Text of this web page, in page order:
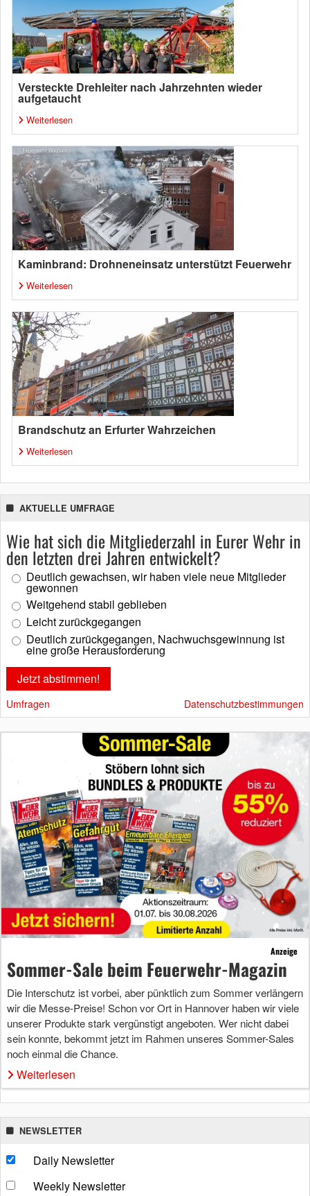
Versteckte Drehleiter nach Jahrzehnten wieder
aufgetaucht
Weiterlesen
Kaminbrand: Drohneneinsatz unterstützt Feuerwehr
Weiterlesen
Brandschutz an Erfurter Wahrzeichen
Weiterlesen
AKTUELLE UMFRAGE
Wie hat sich die Mitgliederzahl in Eurer Wehr in
den letzten drei Jahren entwickelt?
Deutlich gewachsen, wir haben viele neue Mitglieder
gewonnen
Weitgehend stabil geblieben
Leicht zurückgegangen
Deutlich zurückgegangen, Nachwuchsgewinnung ist
eine große Herausforderung
Umfragen Datenschutzbestimmungen
Anzeige
Sommer-Sale beim Feuerwehr-Magazin
Die Interschutz ist vorbei, aber pünktlich zum Sommer verlängern
wir die Messe-Preise! Schon vor Ort in Hannover haben wir viele
unserer Produkte stark vergünstigt angeboten. Wer nicht dabei
sein konnte, bekommt jetzt im Rahmen unseres Sommer-Sales
noch einmal die Chance.
Weiterlesen
NEWSLETTER
Daily Newsletter
Weekly Newsletter